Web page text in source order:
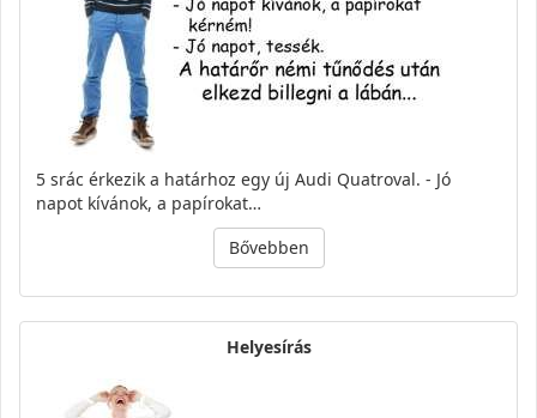
5 srác érkezik a határhoz egy új Audi Quatroval. - Jó
napot kívánok, a papírokat…
Bővebben
Helyesírás